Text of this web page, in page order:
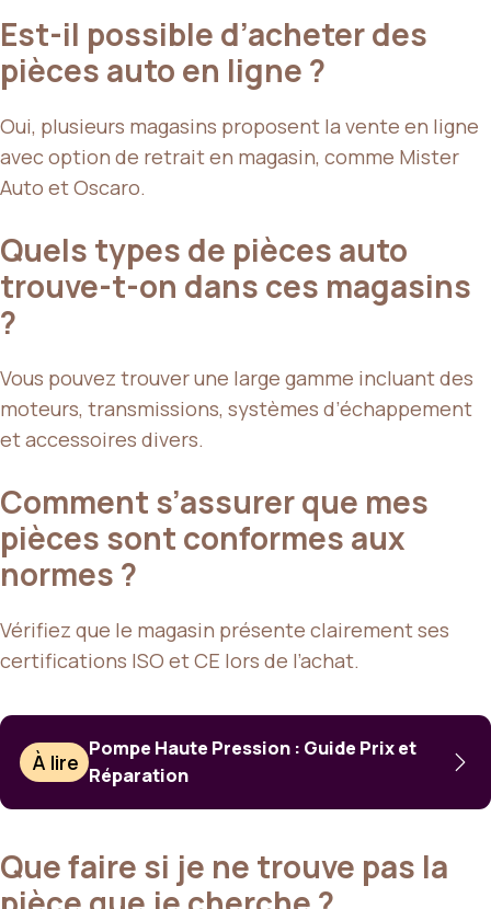
Est-il possible d’acheter des
pièces auto en ligne ?
Oui, plusieurs magasins proposent la vente en ligne
avec option de retrait en magasin, comme Mister
Auto et Oscaro.
Quels types de pièces auto
trouve-t-on dans ces magasins
?
Vous pouvez trouver une large gamme incluant des
moteurs, transmissions, systèmes d’échappement
et accessoires divers.
Comment s’assurer que mes
pièces sont conformes aux
normes ?
Vérifiez que le magasin présente clairement ses
certifications ISO et CE lors de l’achat.
À lire
Pompe Haute Pression : Guide Prix et
Réparation
Que faire si je ne trouve pas la